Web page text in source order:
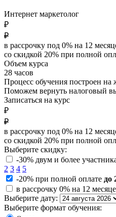
Интернет маркетолог
₽
₽
в рассрочку под 0% на 12
со скидкой 20% при полной
Объем курса
28 часов
Процесс обучения построен
Поможем вернуть налоговый
Записаться на курс
₽
₽
в рассрочку под 0% на 12
со скидкой 20% при полной
Выберите скидку:
-30% двум и более
2 3 4 5
-20% при полной оплате до
в рассрочку 0% на 12
Выберите дату:
Выберите формат обучения: